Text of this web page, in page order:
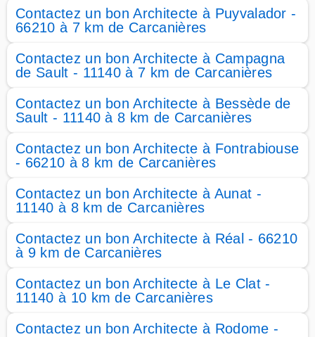
Contactez un bon Architecte à Puyvalador -
66210 à 7 km de Carcanières
Contactez un bon Architecte à Campagna
de Sault - 11140 à 7 km de Carcanières
Contactez un bon Architecte à Bessède de
Sault - 11140 à 8 km de Carcanières
Contactez un bon Architecte à Fontrabiouse
- 66210 à 8 km de Carcanières
Contactez un bon Architecte à Aunat -
11140 à 8 km de Carcanières
Contactez un bon Architecte à Réal - 66210
à 9 km de Carcanières
Contactez un bon Architecte à Le Clat -
11140 à 10 km de Carcanières
Contactez un bon Architecte à Rodome -